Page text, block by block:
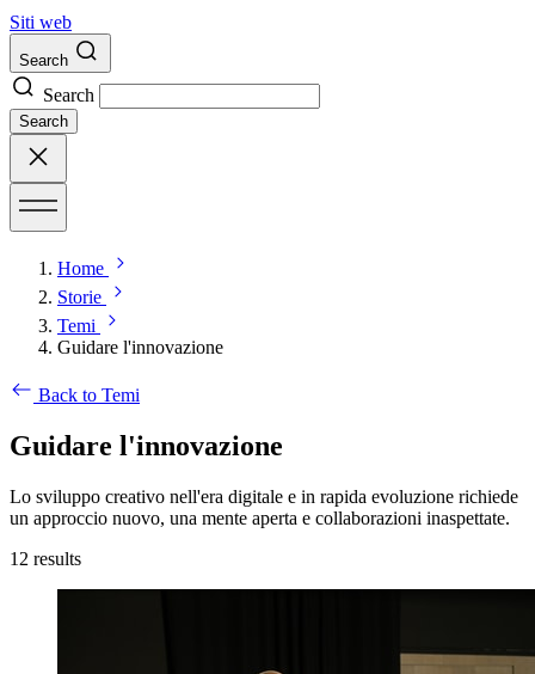
Siti web
Search
Search
Search
Home
Storie
Temi
Guidare l'innovazione
Back to Temi
Guidare l'innovazione
Lo sviluppo creativo nell'era digitale e in rapida evoluzione richiede
un approccio nuovo, una mente aperta e collaborazioni inaspettate.
12 results